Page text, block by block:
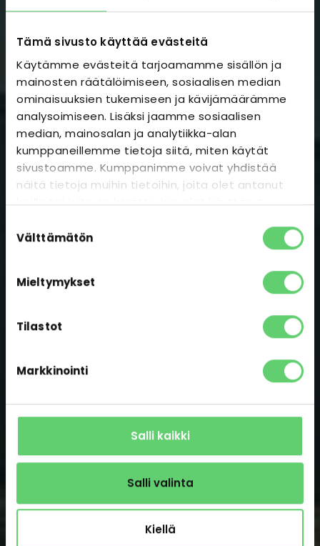
Tämä sivusto käyttää evästeitä
Käytämme evästeitä tarjoamamme sisällön ja
mainosten räätälöimiseen, sosiaalisen median
ominaisuuksien tukemiseen ja kävijämäärämme
analysoimiseen. Lisäksi jaamme sosiaalisen
median, mainosalan ja analytiikka-alan
kumppaneillemme tietoja siitä, miten käytät
sivustoamme. Kumppanimme voivat yhdistää
näitä tietoja muihin tietoihin, joita olet antanut
heille tai joita on kerätty, kun olet käyttänyt
valinta
Välttämätön
Mieltymykset
Tilastot
Markkinointi
Salli kaikki
Salli valinta
Kiellä